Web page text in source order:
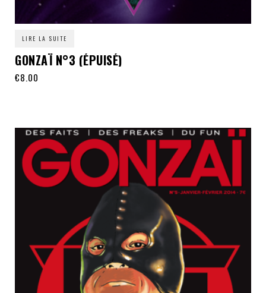
LIRE LA SUITE
GONZAÏ N°3 (ÉPUISÉ)
€8.00